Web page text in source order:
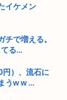
イケメン
で増える。
る...
円）、流石に
うw w ...